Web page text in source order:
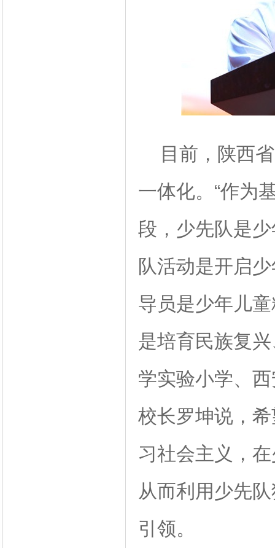
目前，陕西省
一体化。“作为
段，少先队是
队活动是开启
导员是少年儿
是培育民族复
学实验小学、
校长罗坤说，
习社会主义，
从而利用少先
引领。